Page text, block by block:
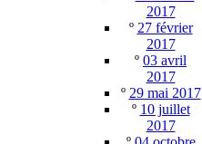
2017
º 27 février
2017
º 03 avril
2017
º 29 mai 2017
º 10 juillet
2017